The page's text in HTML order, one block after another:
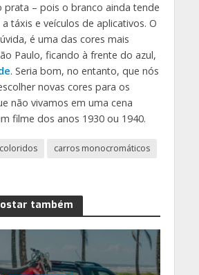
prata – pois o branco ainda tende
táxis e veículos de aplicativos. O
é uma das cores mais
Paulo, ficando à frente do azul,
. Seria bom, no entanto, que nós
novas cores para os
não vivamos em uma cena
filme dos anos 1930 ou 1940.
carros monocromáticos
também